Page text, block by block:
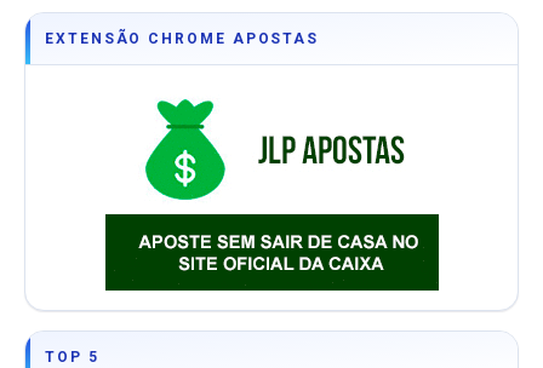
EXTENSÃO CHROME APOSTAS
TOP 5